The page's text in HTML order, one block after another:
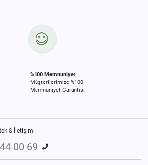
%100 Memnuniyet
Müşterilerimize %100
Memnuniyet Garantisi
& İletişim
00 69